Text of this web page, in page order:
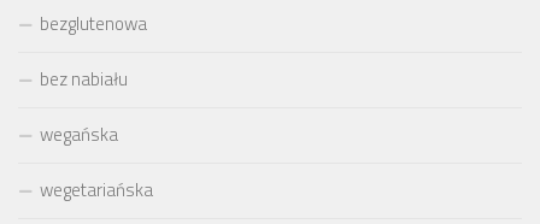
bezglutenowa
bez nabiału
wegańska
wegetariańska